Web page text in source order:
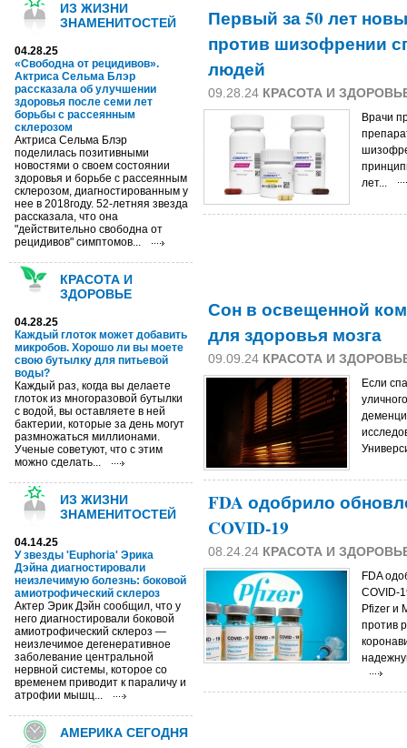
ИЗ ЖИЗНИ
ЗНАМЕНИТОСТЕЙ
04.28.25
«Свободна от рецидивов».
Актриса Сельма Блэр
рассказала об улучшении
здоровья после семи лет
борьбы с рассеянным
склерозом
Актриса Сельма Блэр
поделилась позитивными
новостями о своем состоянии
здоровья и борьбе с рассеянным
склерозом, диагностированным у
нее в 2018году. 52-летняя звезда
рассказала, что она
"действительно свободна от
рецидивов" симптомов...
КРАСОТА И
ЗДОРОВЬЕ
04.28.25
Каждый глоток может добавить
микробов. Хорошо ли вы моете
свою бутылку для питьевой
воды?
Каждый раз, когда вы делаете
глоток из многоразовой бутылки
с водой, вы оставляете в ней
бактерии, которые за день могут
размножаться миллионами.
Ученые советуют, что с этим
можно сделать...
ИЗ ЖИЗНИ
ЗНАМЕНИТОСТЕЙ
04.14.25
У звезды 'Euphoria' Эрика
Дэйна диагностировали
неизлечимую болезнь: боковой
амиотрофический склероз
Актер Эрик Дэйн сообщил, что у
него диагностировали боковой
амиотрофический склероз —
неизлечимое дегенеративное
заболевание центральной
нервной системы, которое со
временем приводит к параличу и
атрофии мышц...
АМЕРИКА СЕГОДНЯ
Первый за 50 лет
против шизофрении
людей
09.28.24 КРАСОТА И
Врачи
лет...
Сон в освещенной
для здоровья мозга
09.09.24 КРАСОТА И
Если
FDA одобрило
COVID-19
08.24.24 КРАСОТА И
FDA
COVID-
Pfizer и
против